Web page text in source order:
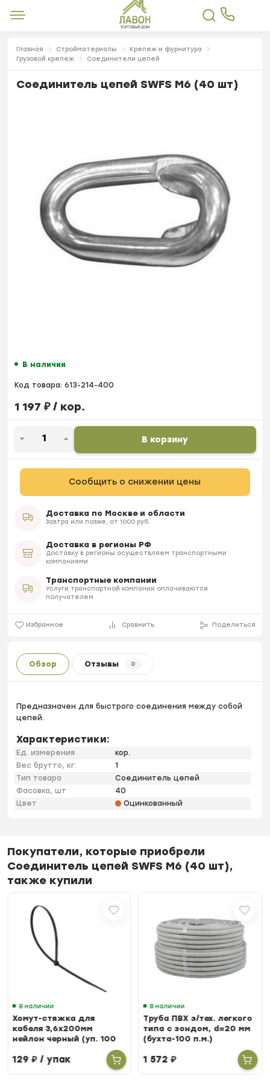
Главная Стройматериалы
Крепеж и фурнитура
Грузовой крепеж
Соединители цепей
Соединитель цепей SWFS M6 (40 шт)
В наличии
Код товара: 613-214-400
1 197 ₽/ кор.
В корзину
Сообщить о снижении цены
Доставка по Москве и области
Завтра или позже, от 1000 руб.
Доставка в регионы РФ
Доставку в регионы осуществляем транспортными
компаниями
Транспортные компании
Услуги транспортной компании оплачиваются
получателем
Избранное Сравнить Поделиться
Обзор Отзывы 0
Предназначен для быстрого соединения между собой
цепей.
Характеристики:
Ед. измерения
кор.
Вес брутто, кг:
1
Тип товара
Соединитель цепей
Фасовка, шт
40
Цвет
Оцинкованный
Покупатели, которые приобрели
Соединитель цепей SWFS M6 (40 шт),
также купили
В наличии
Хомут-стяжка для
кабеля 3,6х200мм
нейлон черный (уп. 100
129₽/ упак
В наличии
Труба ПВХ э/тех. легкого
типа с зондом, d=20 мм
(бухта-100 п.м.)
1 572₽